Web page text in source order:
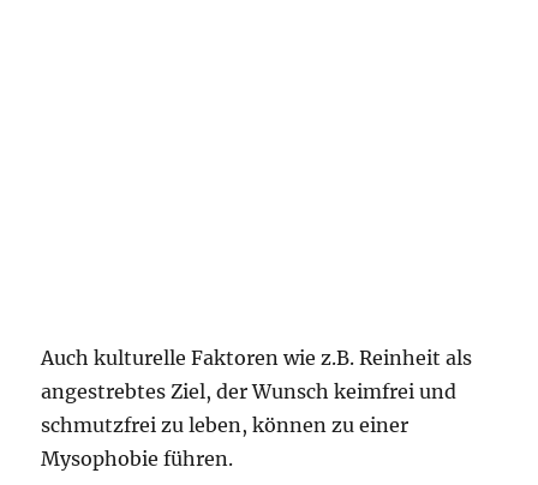
Auch kulturelle Faktoren wie z.B. Reinheit als
angestrebtes Ziel, der Wunsch keimfrei und
schmutzfrei zu leben, können zu einer
Mysophobie führen.